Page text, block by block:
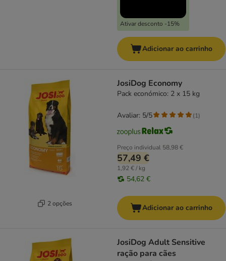
Ativar desconto -15%
Adicionar ao carrinho
2 opções
JosiDog Economy
Pack económico: 2 x 15 kg
Preço individual 58,98 €
57,49 €
1,92 € / kg
54,62 €
Avaliar: 5/5 (1)
Adicionar ao carrinho
JosiDog Adult Sensitive
ração para cães